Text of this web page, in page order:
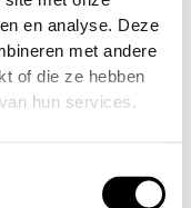
en analyse. Deze
met andere
of die ze hebben
hun services.
Gear
Spartan